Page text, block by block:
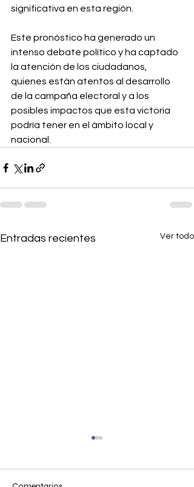
significativa en esta región. ⁣
Este pronóstico ha generado un
intenso debate político y ha captado
la atención de los ciudadanos,
quienes están atentos al desarrollo
de la campaña electoral y a los
posibles impactos que esta victoria
podría tener en el ámbito local y
nacional.
Entradas recientes Ver todo